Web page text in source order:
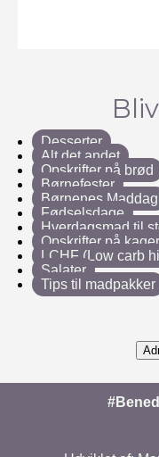
Desserter
Alt det andet
Opskrifter på brød
Børnefester
Børnenes Maddag
Fødselsdage
Hverdagsmad til
Opskrifter på kager
LCHF (Low carb
Salater
Tips til madpakker